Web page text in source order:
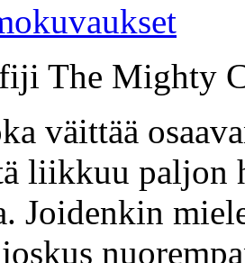
The Mighty
väittää
liikkuu paljon
Joidenkin